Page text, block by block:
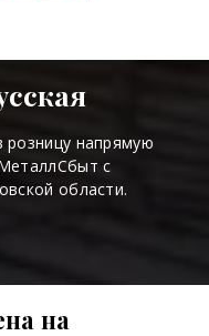
напрямую
с
области.
на